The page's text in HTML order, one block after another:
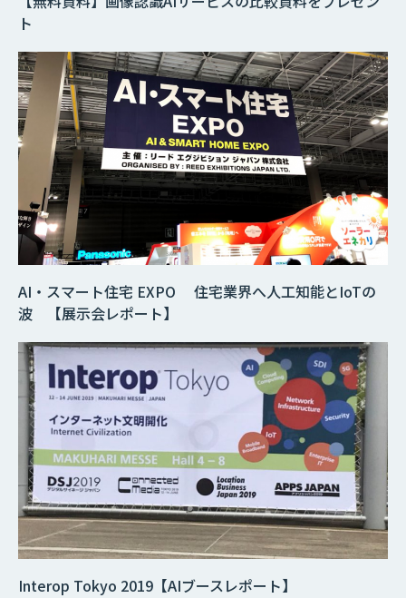
ト
AI・スマート住宅 EXPO 住宅業界へ人工知能とIoTの
波 【展示会レポート】
Interop Tokyo 2019【AIブースレポート】